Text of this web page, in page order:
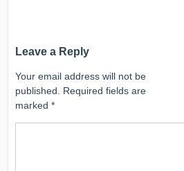
Leave a Reply
Your email address will not be
published. Required fields are
marked*